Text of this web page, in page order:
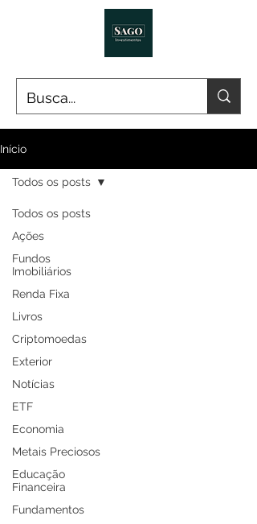
Início
Todos os posts
Ações
Fundos
Imobiliários
Renda Fixa
Livros
Criptomoedas
Exterior
Notícias
ETF
Economia
Metais Preciosos
Educação
Financeira
Fundamentos
Todos os posts